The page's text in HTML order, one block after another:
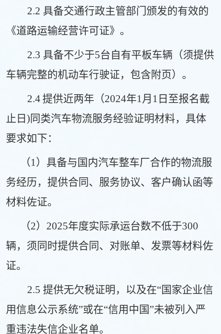
2.2 具备交通行政主管部门颁发的有效的
《道路运输经营许可证》 。
2.3 具备不少于5台自有平板车辆（须提供
车辆完整的机动车行驶证，包含附页）。
2.4提供近两年 （2024年1月1日至报名截
止日)同类汽车物流服务经验证明材料，具体
要求如下：
（1） 具备与国内汽车整车厂合作的物流服
务经历，提供合同、服务协议、客户确认函等
材料佐证。
（2）2025年度实际承运台数不低于300
辆，须同时提供合同、对账单、发票等材料佐
证。
2.5 提供无欠税证明 ， 以及在“国家企业信
用信息公示系统”或在“信用中国”未被列入严
重违法失信企业名单。